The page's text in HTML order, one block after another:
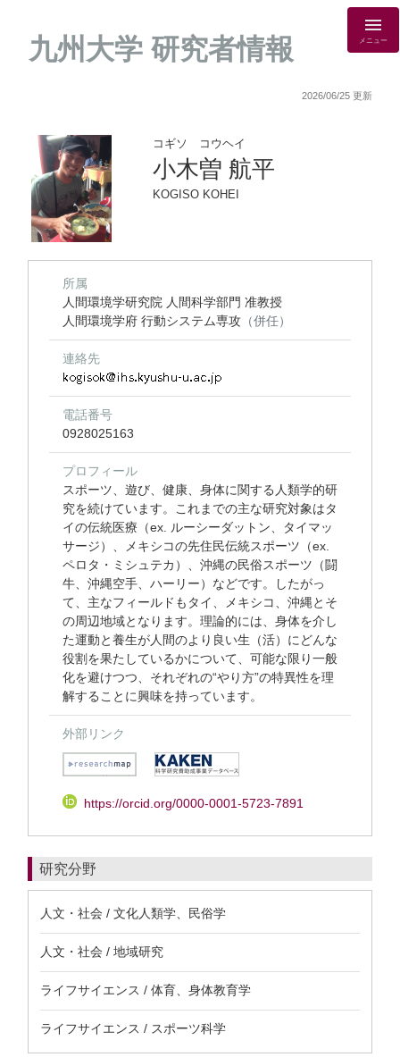
九州大学 研究者情報 メニュー
2026/06/25 更新
コギソ コウヘイ
小木曽 航平
KOGISO KOHEI
所属
人間環境学研究院 人間科学部門 准教授
人間環境学府 行動システム専攻 （併任）
連絡先
電話番号
0928025163
プロフィール
スポーツ、遊び、健康、身体に関する人類学的研
究を続けています。これまでの主な研究対象はタ
イの伝統医療（ex. ルーシーダットン、タイマッ
サージ）、メキシコの先住民伝統スポーツ（ex.
ペロタ・ミシュテカ）、沖縄の民俗スポーツ（闘
牛、沖縄空手、ハーリー）などです。したがっ
て、主なフィールドもタイ、メキシコ、沖縄とそ
の周辺地域となります。理論的には、身体を介し
た運動と養生が人間のより良い生（活）にどんな
役割を果たしているかについて、可能な限り一般
化を避けつつ、それぞれの“やり方”の特異性を理
解することに興味を持っています。
外部リンク
https://orcid.org/0000-0001-5723-7891
研究分野
人文・社会 / 文化人類学、民俗学
人文・社会 / 地域研究
ライフサイエンス / 体育、身体教育学
ライフサイエンス / スポーツ科学